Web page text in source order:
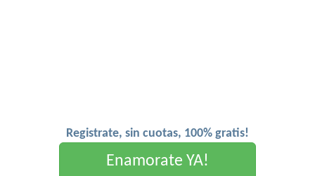
Registrate, sin cuotas, 100% gratis!
Enamorate YA!